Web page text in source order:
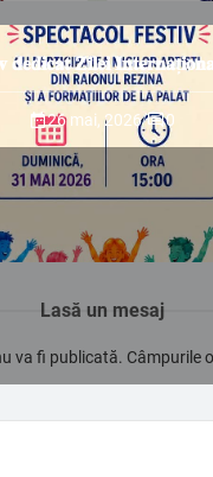
𝐝𝐞𝐝𝐢𝐜𝐚𝐭 𝐙𝐢𝐥𝐞𝐢
26 mai, 2026/ 0
Lasă un mesaj
va fi publicată. Câmpurile